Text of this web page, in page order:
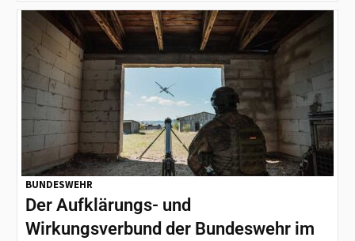
BUNDESWEHR
Der Aufklärungs- und
Wirkungsverbund der Bundeswehr im